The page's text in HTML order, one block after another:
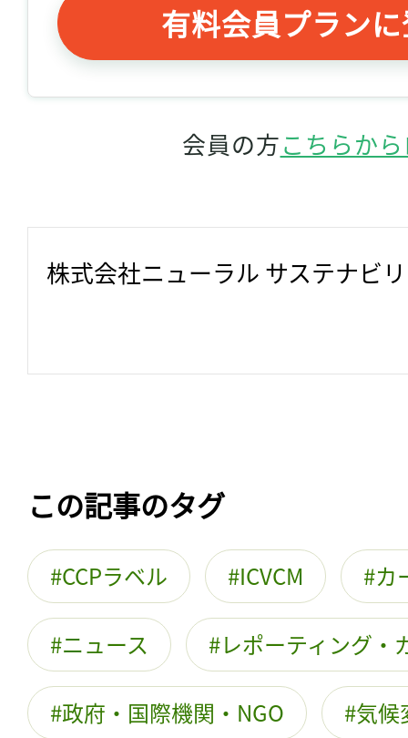
有料会員プラン
会員の方こちらか
株式会社ニューラル サステナビ
この記事のタグ
CCPラベル ICVCM カ
ニュース レポーティング・
政府・国際機関・NGO 気候